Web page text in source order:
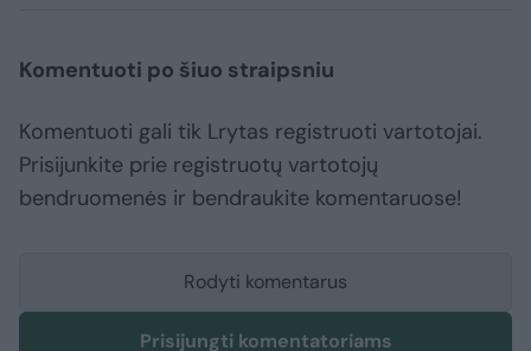
Komentuoti po šiuo straipsniu
Komentuoti gali tik Lrytas registruoti vartotojai.
Prisijunkite prie registruotų vartotojų
bendruomenės ir bendraukite komentaruose!
Rodyti komentarus
Prisijungti komentatoriams